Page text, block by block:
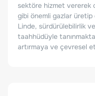
sektöre hizmet vererek
gibi önemli gazlar üretip
Linde, sürdürülebilirlik
taahhüdüyle
artırmaya ve çevresel